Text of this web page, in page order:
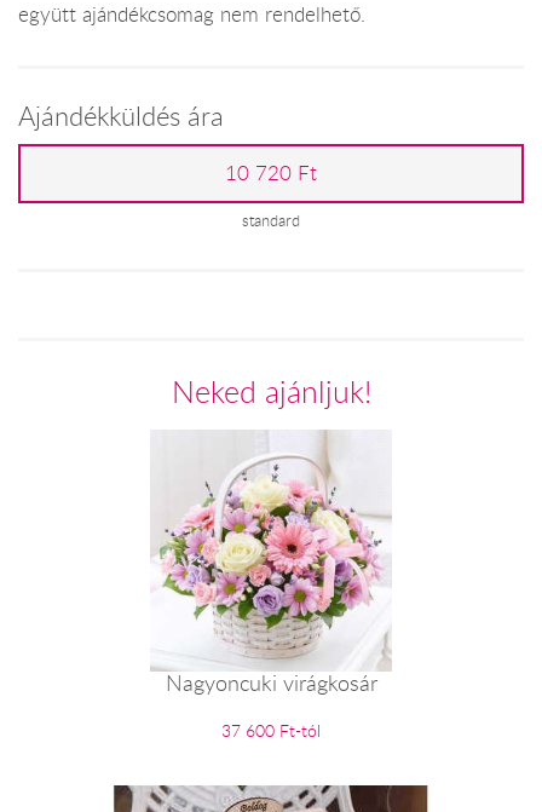
együtt ajándékcsomag nem rendelhető.
Ajándékküldés ára
10 720 Ft
standard
Neked ajánljuk!
Nagyoncuki virágkosár
37 600 Ft-tól